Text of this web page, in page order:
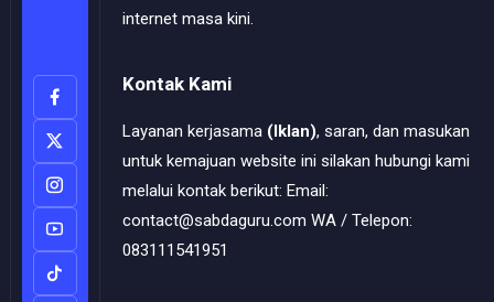
internet masa kini.
Kontak Kami
Layanan kerjasama (Iklan), saran, dan masukan
untuk kemajuan website ini silakan hubungi kami
melalui kontak berikut: Email:
contact@sabdaguru.com WA / Telepon:
083111541951